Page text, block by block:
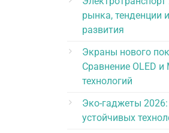
рынка, тенденции
развития
Экраны нового
Сравнение OLED и
технологий
Эко-гаджеты
устойчивых